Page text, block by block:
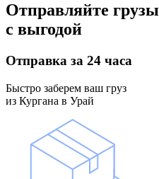
Отправляйте грузы
с выгодой
Отправка за 24 часа
Быстро заберем ваш груз
из Кургана в Урай